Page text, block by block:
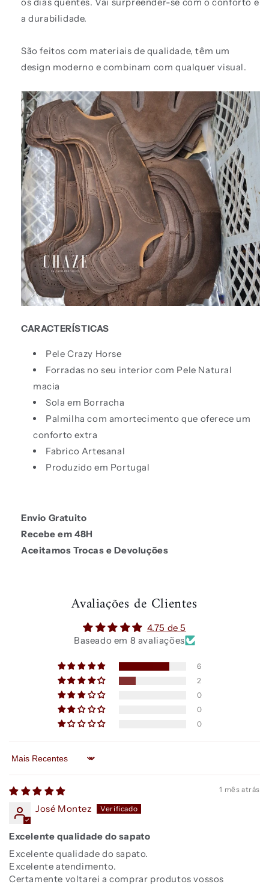
os dias quentes.Vai surpreender-se com o conforto e
a durabilidade.
São feitos com materiais de qualidade, têm um
design moderno e combinam com qualquer visual.
CARACTERÍSTICAS
Pele Crazy Horse
Forradas no seu interior com Pele Natural
macia
Sola em Borracha
Palmilha com amortecimento que oferece um
conforto extra
Fabrico Artesanal
Produzido em Portugal
Envio Gratuito
Recebe em 48H
Aceitamos Trocas e Devoluções
Avaliações de Clientes
4.75 de 5
Baseado em 8 avaliações
6
2
0
0
0
Sort by
1 mês atrás
José Montez
Excelente qualidade do sapato
Excelente qualidade do sapato.
Excelente atendimento.
Certamente voltarei a comprar produtos vossos